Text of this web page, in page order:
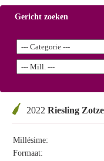
Gericht zoeken
2022 Riesling
Millésime:
Formaat: